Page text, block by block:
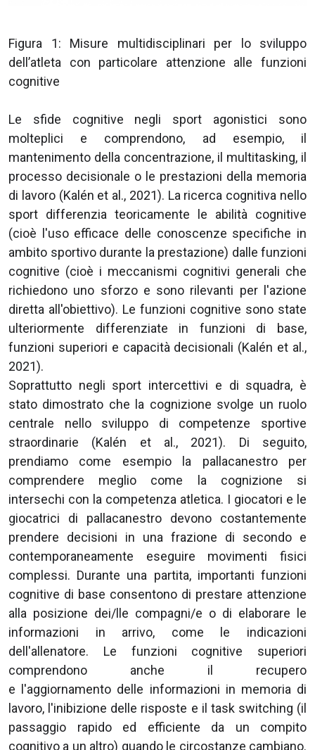
Figura 1: Misure multidisciplinari per lo sviluppo
dell’atleta con particolare attenzione alle funzioni
cognitive
Le sfide cognitive negli sport agonistici sono
molteplici e comprendono, ad esempio, il
mantenimento della concentrazione, il multitasking, il
processo decisionale o le prestazioni della memoria
di lavoro (Kalén et al., 2021). La ricerca cognitiva nello
sport differenzia teoricamente le abilità cognitive
(cioè l'uso efficace delle conoscenze specifiche in
ambito sportivo durante la prestazione) dalle funzioni
cognitive (cioè i meccanismi cognitivi generali che
richiedono uno sforzo e sono rilevanti per l'azione
diretta all'obiettivo). Le funzioni cognitive sono state
ulteriormente differenziate in funzioni di base,
funzioni superiori e capacità decisionali (Kalén et al.,
2021).
Soprattutto negli sport intercettivi e di squadra, è
stato dimostrato che la cognizione svolge un ruolo
centrale nello sviluppo di competenze sportive
straordinarie (Kalén et al., 2021). Di seguito,
prendiamo come esempio la pallacanestro per
comprendere meglio come la cognizione si
intersechi con la competenza atletica. I giocatori e le
giocatrici di pallacanestro devono costantemente
prendere decisioni in una frazione di secondo e
contemporaneamente eseguire movimenti fisici
complessi. Durante una partita, importanti funzioni
cognitive di base consentono di prestare attenzione
alla posizione dei/lle compagni/e o di elaborare le
informazioni in arrivo, come le indicazioni
dell'allenatore. Le funzioni cognitive superiori
comprendono anche il recupero
e l'aggiornamento delle informazioni in memoria di
lavoro, l'inibizione delle risposte e il task switching (il
passaggio rapido ed efficiente da un compito
cognitivo a un altro) quando le circostanze cambiano.